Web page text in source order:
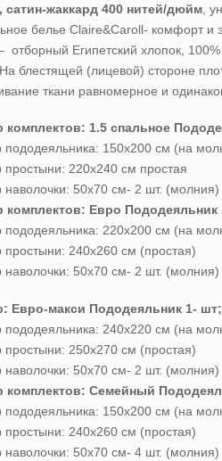
сатин-жаккард 400 нитей/дюйм ,
белье Claire&Caroll- комфорт и
отборный Египетский хлопок,
блестящей (лицевой) стороне
ткани равномерное и
комплектов: 1.5 спальное
пододеяльника: 150х200 см (на
простыни: 220х240 см простая
наволочки: 50х70 см- 2 шт. (молния)
комплектов: Евро
пододеяльника: 220х200 см (на
простыни: 240х260 см (простая)
наволочки: 50х70 см- 2 шт. (молния)
Евро-макси Пододеяльник 1-
пододеяльника: 240х220 см (на
простыни: 250х270 см (простая)
наволочки: 50х70 см- 2 шт. (молния)
комплектов: Семейный
пододеяльника: 150х200 см (на
простыни: 240х260 см (простая)
наволочки: 50х70 см- 4 шт. (молния)